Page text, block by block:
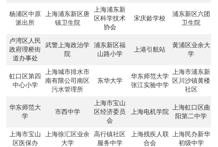
杨浦区中原
派出所
上海浦东新区唐
镇卫生院
上海浦东新
区科学技术
协会
宋庆龄学校
浦东新区六团
卫生院
卢湾区人民
政府理桥街
道办事处
武警上海政治学
院
浦东新区福
山路小学
上港引航站
黄浦区业余大
学
虹口区第四
中心小学
上海城市排水市
南有限公司南区
污水管理所
东华大学
华东师范大学
张江实验中学
上海市浦东新
区川沙镇黄楼
社区
华东师范大
学
市西中学
上海市宝山
区经济委员
会
上海电机学院
上海虹口区曲
阳第二中学
上海市宝山
区医保办
上海徐汇区业余
大学
高行镇社区
服务中学
上海残疾人联
合会
上海民办新华
初级中学